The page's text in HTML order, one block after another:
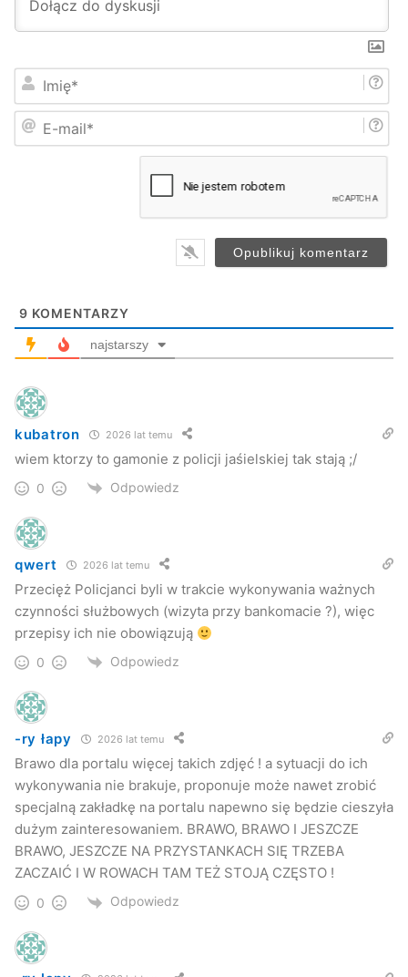
i
m
9 KOMENTARZY
najstarszy
kubatron 2026 lat temu
wiem ktorzy to gamonie z policji jaśielskiej tak stają ;/
0 Odpowiedz
qwert 2026 lat temu
Przecięż Policjanci byli w trakcie wykonywania ważnych
czynności służbowych (wizyta przy bankomacie ?), więc
przepisy ich nie obowiązują
0 Odpowiedz
-ry łapy 2026 lat temu
Brawo dla portalu więcej takich zdjęć ! a sytuacji do ich
wykonywania nie brakuje, proponuje może nawet zrobić
specjalną zakładkę na portalu napewno się będzie cieszyła
dużym zainteresowaniem. BRAWO, BRAWO I JESZCZE
BRAWO, JESZCZE NA PRZYSTANKACH SIĘ TRZEBA
ZACZAIĆ I W ROWACH TAM TEŻ STOJĄ CZĘSTO !
0 Odpowiedz